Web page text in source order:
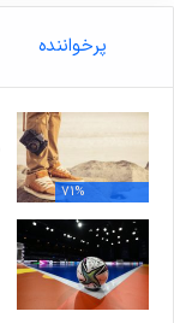
پرخواننده
71%